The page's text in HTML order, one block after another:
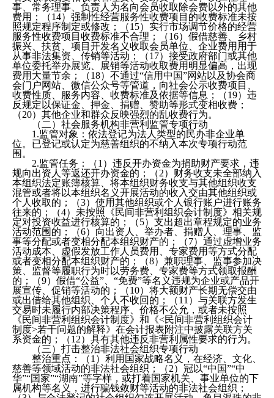
事、常务理事、负责人为名向会员收取除会费以外的其他
费用；（14）强制性经营服务性收费项目的收费标准未按
照规定程序制定或修改；（15）实行市场调节价格的经营
服务性收费项目收费标准不合理；（16）假借慈善、乡村
振兴、扶贫、项目开发名义收取会员单位、企业费用用于
从事非法集资、传销等活动；（17）接受政府部门或其他
单位委托举办展览、展销等活动收取费用明显偏高，出现
费用大量节余；（18）不通过“信用中国”网站以及协会商
会门户网站、微信公众号等管道，向社会公示收费项目、
收费性质、服务内容、收费标准及依据等信息；（19）违
反规定以保证金、押金、捐赠、赞助等形式变相收费；
（20）其他企业和群众反映强烈的乱收费行为。
（二）社会服务机构非营利监管专项行动
1.监管对象：依法登记为法人类型的民办非企业单
位。已登记或认定为慈善组织的不纳入本次专项行动范
围。
2.监管任务：（1）违反开办资金为捐助财产要求，违
规向出资人等返还开办资金的；（2）财务收支未全部纳入
本组织法定账簿核算、将本组织财务收支与其他组织收支
混管或者将以本组织名义开展活动的收入交由其他组织或
个人收取的；（3）使用其他组织或个人银行账户进行账务
往来的；（4）未按照《民间非营利组织会计制度》相关规
定对投资收益进行核算的；（5）支出超出章程规定的业务
活动范围的；（6）向出资人、举办者、捐赠人、理事、监
事等分配或者变相分配本组织财产的；（7）通过虚增业务
活动成本、虚假发放工作人员费用、专家费用等方式分配
或者变相分配本组织财产的；（8）兼职理事、监事参加决
策、监督等履职行为时以劳务费、专家费等方式领取报酬
的；（9）假借“公益”、“免费”等名义违规为企业或产品开
展宣传、促销等活动的；（10）将大额财产长期无偿交由
或出借给其他组织、个人不收回的；（11）与关联方发生
交易时未履行内部决策程序、价格不公允，或者未按照
《民间非营利组织会计制度》和《<民间非营利组织会计
制度>若干问题的解释》在会计报表附注中披露关联方关
系资金的；（12）具有其他违反非营利属性要求的行为。
（三）打击整治非法社会组织专项行动
整治重点：（1）利用国家战略名义，在经济、文化、
慈善等领域活动的非法社会组织；（2）冠以“中国”“中
华”“国家”“湖南”等字样，或打着国家机关、事业单位的下
属机构等名义，进行骗钱敛财等活动的非法社会组织；